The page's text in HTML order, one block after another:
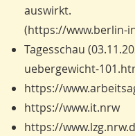
auswirkt.
(https://www.berlin-
Tagesschau
uebergewicht-
https://
https://www.it.nrw
https://